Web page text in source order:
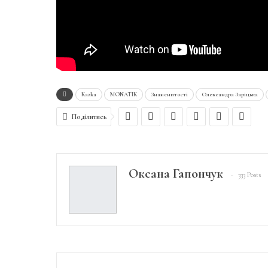
Kazka MONATIK Знаменитості Олександра Заріцька
Поділитись
Оксана Гапончук 333 Posts